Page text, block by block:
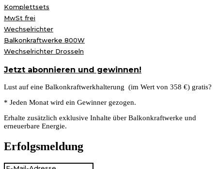
Komplettsets
MwSt frei
Wechselrichter
Balkonkraftwerke 800W
Wechselrichter Drosseln
Jetzt abonnieren und gewinnen!
Lust auf eine Balkonkraftwerkhalterung (im Wert von 358 €) gratis?
* Jeden Monat wird ein Gewinner gezogen.
Erhalte zusätzlich exklusive Inhalte über Balkonkraftwerke und
erneuerbare Energie.
Erfolgsmeldung